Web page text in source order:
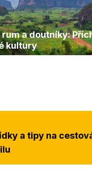
rum a doutníky:
kultury
a tipy na